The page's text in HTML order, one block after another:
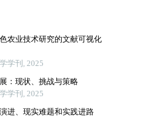
农业技术研究的文献可视化
学刊, 2025
：现状、挑战与策略
学刊, 2025
进、现实难题和实践进路